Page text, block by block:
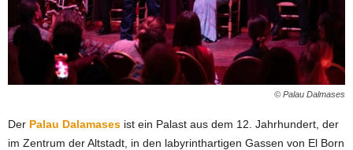
© Palau Dalmases
Der Palau Dalamases ist ein Palast aus dem 12. Jahrhundert, der
im Zentrum der Altstadt, in den labyrinthartigen Gassen von El Born